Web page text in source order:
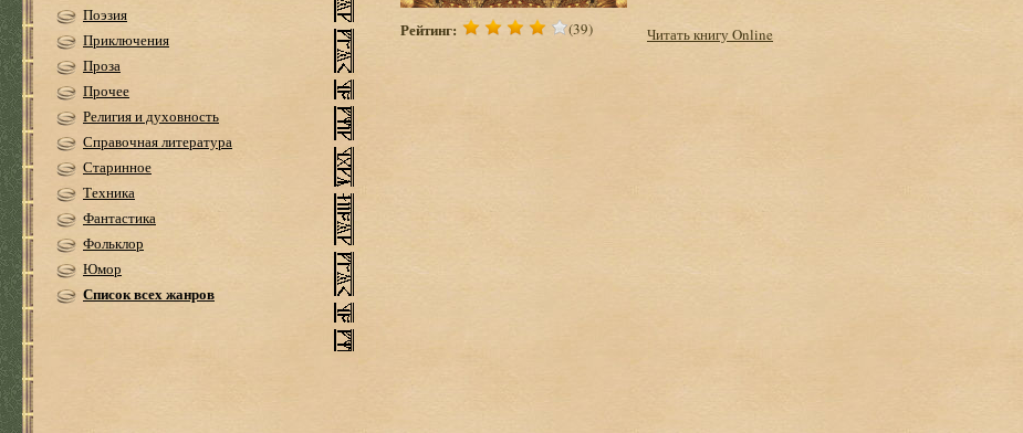
Поэзия
Приключения
Проза
Прочее
Религия и духовность
Справочная литература
Старинное
Техника
Фантастика
Фольклор
Юмор
Список всех жанров
Рейтинг: (39) Читать книгу Online